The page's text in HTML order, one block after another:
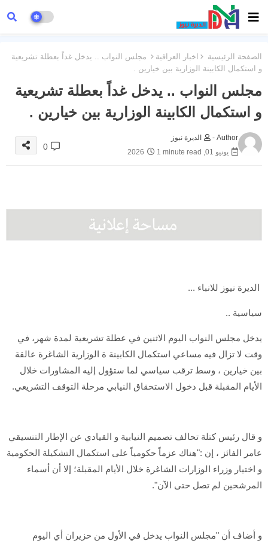
الصفحة الرئيسية اخبار العراقية
مجلس النواب .. يدخل غداً بعطلة تشريعية
و استكمال الكابينة الوزارية بين خيارين .
مجلس النواب .. يدخل غداً بعطلة تشريعية
و استكمال الكابينة الوزارية بين خيارين .
Author -
الديرة نيوز
يونيو 01, 2026
1 minute read
0
الديرة نيوز للانباء ...
سياسية ..
يدخل مجلس النواب اليوم الاثنين في عطلة تشريعية لمدة شهر، في
وقت لا تزال فيه مساعي استكمال الكابينة ة الوزارية الشاغرة عالقة
بين خيارين ، وسط ترقب سياسي لما ستؤول إليه المشاورات خلال
الأيام المقبلة قبل دخول الاستحقاق النيابي مرحلة التوقف التشريعي.
و قال رئيس كتلة تحالف تصميم النيابية و القيادي عن الإطار التنسيقي
عامر الفائز ، إن :"هناك عزماً حكومياً على استكمال التشكيلة الحكومية
و اختيار وزراء الوزارات الشاغرة خلال الأيام المقبلة؛ إلا أن أسماء
المرشحين لم تصل حتى الآن".
و أضاف أن "مجلس النواب يدخل في الأول من حزيران أي اليوم